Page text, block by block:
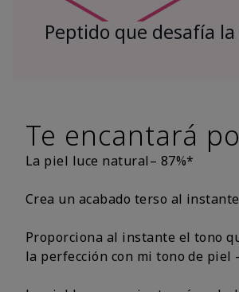
Peptido que desafía
Te encantará
La piel luce natural– 87%*
Crea un acabado terso al
Proporciona al instante el tono
la perfección con mi tono de piel